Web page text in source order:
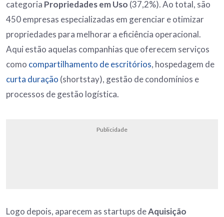
categoria Propriedades em Uso (37,2%). Ao total, são
450 empresas especializadas em gerenciar e otimizar
propriedades para melhorar a eficiência operacional.
Aqui estão aquelas companhias que oferecem serviços
como compartilhamento de escritórios, hospedagem de
curta duração (shortstay), gestão de condomínios e
processos de gestão logística.
Publicidade
Logo depois, aparecem as startups deAquisição